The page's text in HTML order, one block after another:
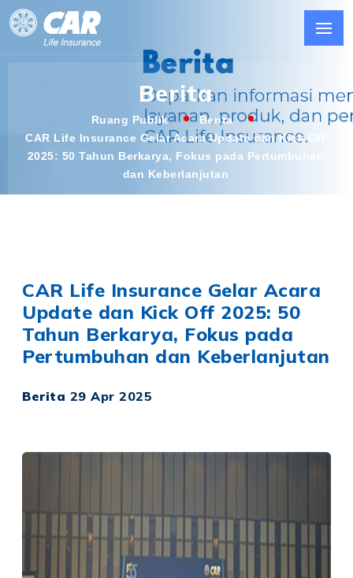
Berita
Ruang Publik
Berita
CAR Life Insurance Gelar Acara Update dan Kick Off
2025: 50 Tahun Berkarya, Fokus pada Pertumbuhan
dan Keberlanjutan
CAR Life Insurance Gelar Acara
Update dan Kick Off 2025: 50
Tahun Berkarya, Fokus pada
Pertumbuhan dan Keberlanjutan
Berita 29 Apr 2025